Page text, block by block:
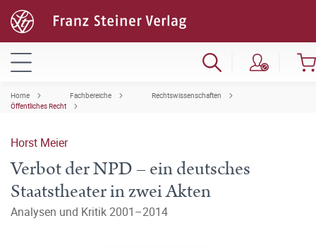
Home Fachbereiche
Rechtswissenschaften
Öffentliches Recht
Horst Meier
Verbot der NPD – ein deutsches
Staatstheater in zwei Akten
Analysen und Kritik 2001–2014